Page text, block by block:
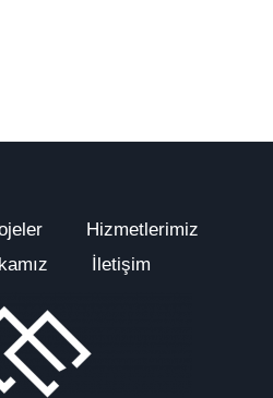
Hizmetlerimiz
İletişim